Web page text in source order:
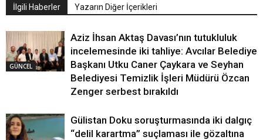
İlgili Haberler Yazarın Diğer İçerikleri
GÜNCEL
Aziz İhsan Aktaş Davası’nın tutukluluk
incelemesinde iki tahliye: Avcılar Belediye
Başkanı Utku Caner Çaykara ve Seyhan
Belediyesi Temizlik İşleri Müdürü Özcan
Zenger serbest bırakıldı
Gülistan Doku soruşturmasında iki dalgıç
“delil karartma” suçlaması ile gözaltına